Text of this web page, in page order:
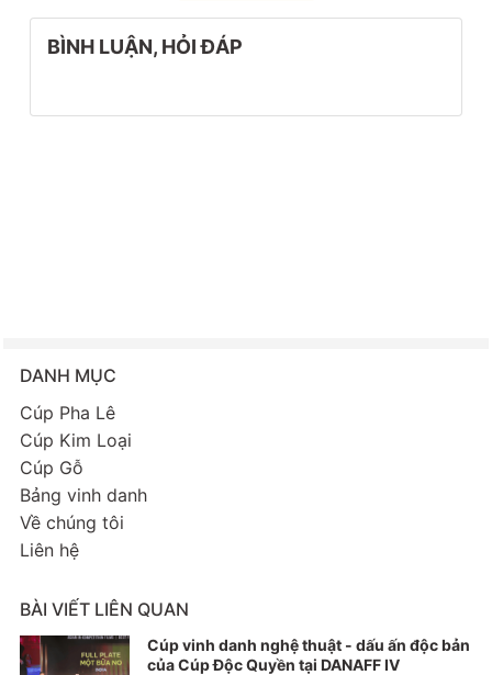
BÌNH LUẬN, HỎI ĐÁP
DANH MỤC
Cúp Pha Lê
Cúp Kim Loại
Cúp Gỗ
Bảng vinh danh
Về chúng tôi
Liên hệ
BÀI VIẾT LIÊN QUAN
Cúp vinh danh nghệ thuật - dấu ấn độc bản
của Cúp Độc Quyền tại DANAFF IV